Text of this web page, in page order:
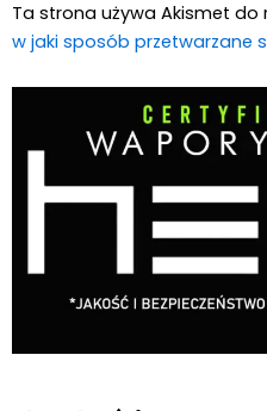
Ta strona używa Akismet do
w jaki sposób przetwarzane